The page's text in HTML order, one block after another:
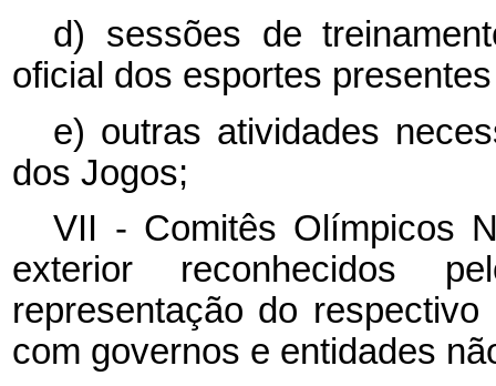
d) sessões de
oficial dos esportes
e) outras atividades
dos Jogos;
VII - Comitês Olímpicos
exterior reconhecidos
representação do
com governos e entidades